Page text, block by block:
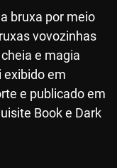
bruxa por meio
vovozinhas
e magia
exibido em
e publicado em
Book e Dark